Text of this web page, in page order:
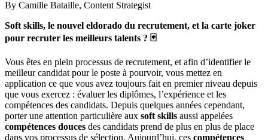
By Camille Bataille, Content Strategist
Soft skills, le nouvel eldorado du recrutement, et la carte joker
pour recruter les meilleurs talents ? 🃏
Vous êtes en plein processus de recrutement, et afin d’identifier le
meilleur candidat pour le poste à pourvoir, vous mettez en
application ce que vous avez toujours fait en premier niveau depuis
que vous exercez : évaluer les diplômes, l’expérience et les
compétences des candidats. Depuis quelques années cependant,
porter une attention particulière aux soft skills aussi appelées
compétences douces des candidats prend de plus en plus de place
dans vos processus de sélection. Aujourd’hui, ces compétences